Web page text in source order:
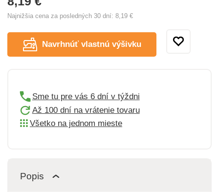
Najnižšia cena za posledných 30 dní: 8,19 €
Navrhnúť vlastnú výšivku
Sme tu pre vás 6 dní v týždni
Až 100 dní na vrátenie tovaru
Všetko na jednom mieste
Popis